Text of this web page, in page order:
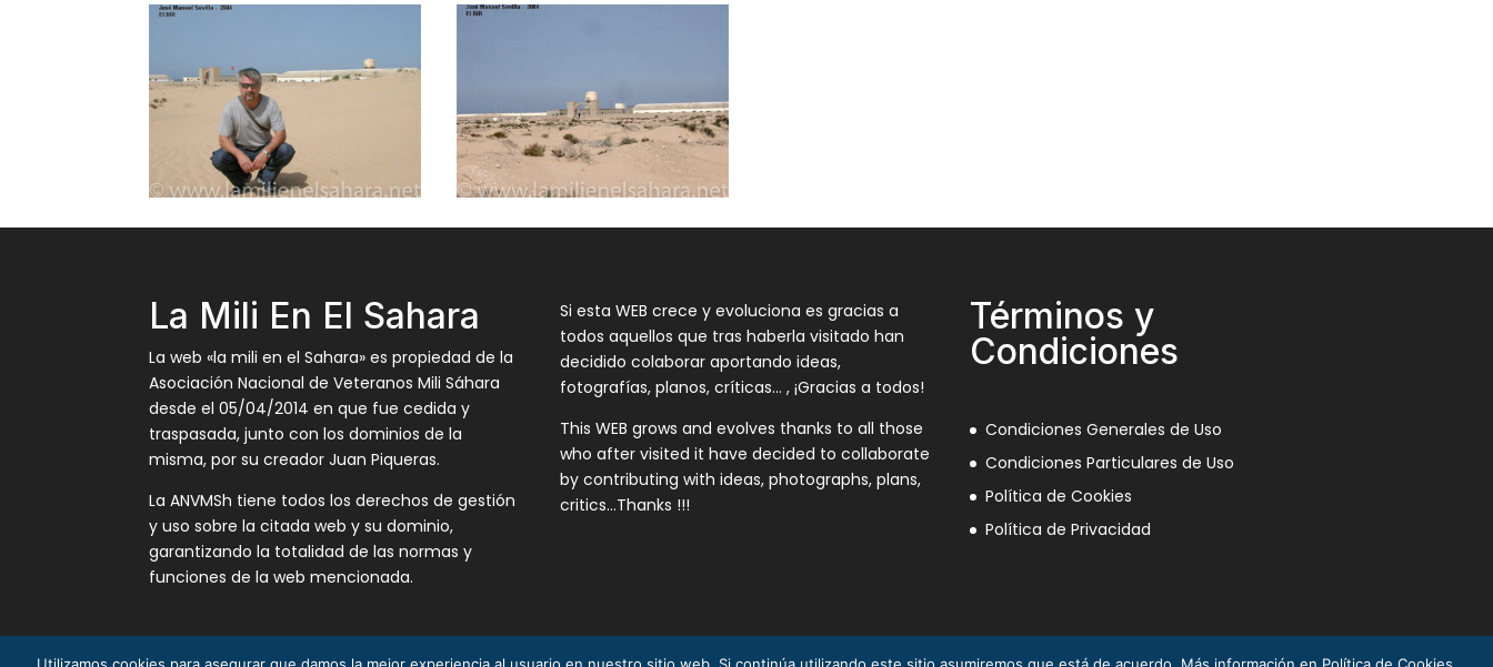
La Mili En El Sahara
La web «la mili en el Sahara» es propiedad de la
Asociación Nacional de Veteranos Mili Sáhara
desde el 05/04/2014 en que fue cedida y
traspasada, junto con los dominios de la
misma, por su creador Juan Piqueras.
La ANVMSh tiene todos los derechos de gestión
y uso sobre la citada web y su dominio,
garantizando la totalidad de las normas y
funciones de la web mencionada.
Si esta WEB crece y evoluciona es gracias a
todos aquellos que tras haberla visitado han
decidido colaborar aportando ideas,
fotografías, planos, críticas… , ¡Gracias a todos!
This WEB grows and evolves thanks to all those
who after visited it have decided to collaborate
by contributing with ideas, photographs, plans,
critics…Thanks !!!
Términos y
Condiciones
Condiciones Generales de Uso
Condiciones Particulares de Uso
Política de Cookies
Política de Privacidad